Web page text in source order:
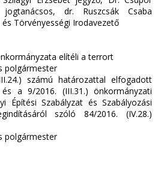
dr. Ruszcsák Csaba
Törvényességi Irodavezető
elítéli a terrort
polgármester
számú határozattal elfogadott
és a 9/2016. (III.31.) önkormányzati
Építési Szabályzat és Szabályozási
szóló 84/2016. (IV.28.)
polgármester